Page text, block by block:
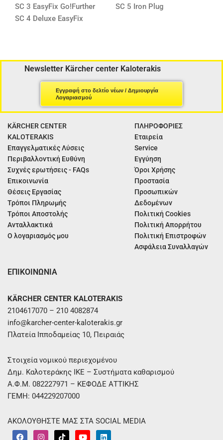
SC 3 EasyFix Go!Further
SC 4 Deluxe EasyFix
SC 5 Iron Plug
Newsletter Kärcher center Kaloterakis
Εγγραφή στο δελτίο νέων / Δημιουργία
Λογαριασμού
KÄRCHER CENTER
KALOTERAKIS
Επαγγελματικές Λύσεις
Περιβαλλοντική Ευθύνη
Συχνές ερωτήσεις - FAQs
Επικοινωνία
Θέσεις Εργασίας
Τρόποι Πληρωμής
Τρόποι Αποστολής
Ανταλλακτικά
Ο λογαριασμός μου
ΠΛΗΡΟΦΟΡΙΕΣ
Εταιρεία
Service
Εγγύηση
Όροι Χρήσης
Προστασία
Προσωπικών
Δεδομένων
Πολιτική Cookies
Πολιτική Απορρήτου
Πολιτική Επιστροφών
Ασφάλεια Συναλλαγών
ΕΠΙΚΟΙΝΩΝΙΑ
KÄRCHER CENTER KALOTERAKIS
2104617070 – 210 4082874
info@karcher-center-kaloterakis.gr
Πλατεία Ιπποδαμείας 10, Πειραιάς
Στοιχεία νομικού περιεχομένου
Δημ. Καλοτεράκης ΙΚΕ – Συστήματα καθαρισμού
Α.Φ.Μ. 082227971 – ΚΕΦΟΔΕ ΑΤΤΙΚΗΣ
ΓΕΜΗ: 044229207000
ΑΚΟΛΟΥΘΗΣΤΕ ΜΑΣ ΣΤΑ SOCIAL MEDIA
F I T Y L